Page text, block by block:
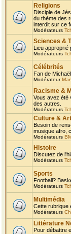
Religions
Disciple de
du thème des
interdit sur ce
Modérateurs
Sciences &
Lieu approprié
Modérateurs
Célébrités
Fan de
Modérateur
Racisme &
Vous avez été
des autres.
Modérateurs
Culture &
Besoin de
musique afro,
Modérateurs
Histoire
Discutez de
Modérateurs
Sports
Football?
Modérateurs
Multimédia
Cette rubrique
Modérateurs
Littérature
Pour débattre